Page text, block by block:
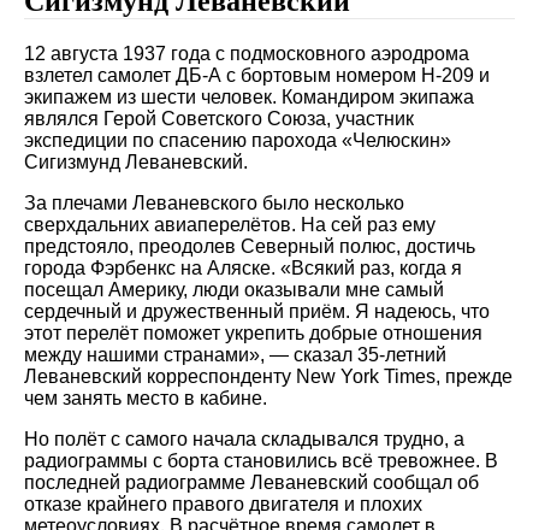
12 августа 1937 года с подмосковного аэродрома
взлетел самолет ДБ-А с бортовым номером Н-209 и
экипажем из шести человек. Командиром экипажа
являлся Герой Советского Союза, участник
экспедиции по спасению парохода «Челюскин»
Сигизмунд Леваневский.
За плечами Леваневского было несколько
сверхдальних авиаперелётов. На сей раз ему
предстояло, преодолев Северный полюс, достичь
города Фэрбенкс на Аляске. «Всякий раз, когда я
посещал Америку, люди оказывали мне самый
сердечный и дружественный приём. Я надеюсь, что
этот перелёт поможет укрепить добрые отношения
между нашими странами», — сказал 35-летний
Леваневский корреспонденту New York Times, прежде
чем занять место в кабине.
Но полёт с самого начала складывался трудно, а
радиограммы с борта становились всё тревожнее. В
последней радиограмме Леваневский сообщал об
отказе крайнего правого двигателя и плохих
метеоусловиях. В расчётное время самолет в